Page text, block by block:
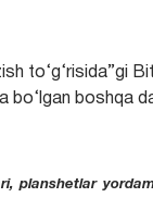
to‘g‘risida”gi
bo‘lgan boshqa
planshetlar